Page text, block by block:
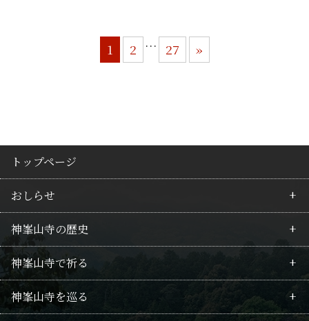
1 2 … 27 »
トップページ
おしらせ
最新情報
行事のご案内
護摩祈願のご案内
神峯山寺の歴史
皇族の所縁
行者の歴史
神峯山寺で祈る
毘沙門不動護摩
神峯山寺を巡る